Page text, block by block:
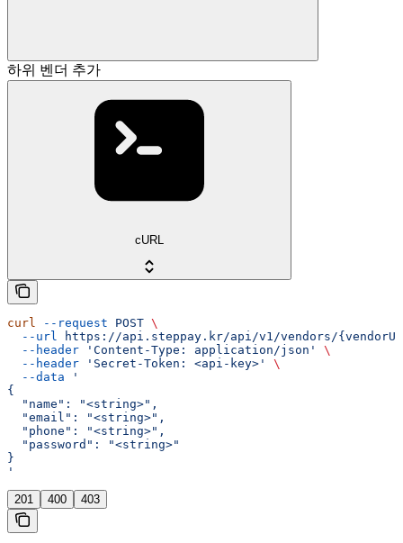
하위 벤더 추가
cURL
curl --request POST \
  --url
https://api.steppay.kr/api/v1/vendors/
  --header
'Content-Type: application/json'
\
  --header
'Secret-Token: <api-key>'
\
  --data
'
{
  "name": "<string>",
  "email": "<string>",
  "phone": "<string>",
  "password": "<string>"
}
'
201 400 403